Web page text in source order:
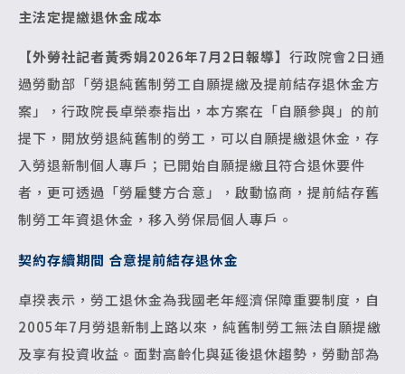
主法定提繳退休金成本
【外勞社記者黃秀娟2026年7月2日報導】 行政院會2日通
過勞動部「勞退純舊制勞工自願提繳及提前結存退休金方
案」，行政院長卓榮泰指出，本方案在「自願參與」的前
提下，開放勞退純舊制的勞工，可以自願提繳退休金，存
入勞退新制個人專戶；已開始自願提繳且符合退休要件
者，更可透過「勞雇雙方合意」，啟動協商，提前結存舊
制勞工年資退休金，移入勞保局個人專戶。
契約存續期間 合意提前結存退休金
卓揆表示，勞工退休金為我國老年經濟保障重要制度，自
2005年7月勞退新制上路以來，純舊制勞工無法自願提繳
及享有投資收益。面對高齡化與延後退休趨勢，勞動部為